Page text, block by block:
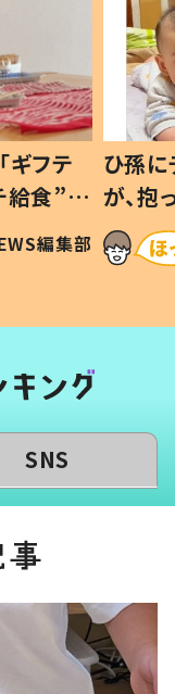
ギフテ
給食”を
の親
編集部
ひ孫
が、
「涙が
い」
SNS